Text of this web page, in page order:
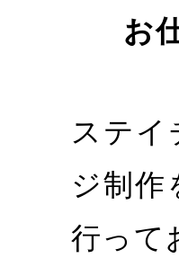
お
ステイ
ジ制作
行って